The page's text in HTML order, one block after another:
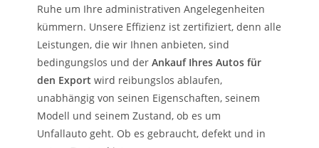
Ruhe um Ihre administrativen Angelegenheiten
kümmern. Unsere Effizienz ist zertifiziert, denn alle
Leistungen, die wir Ihnen anbieten, sind
bedingungslos und derAnkauf Ihres Autos für
den Export wird reibungslos ablaufen,
unabhängig von seinen Eigenschaften, seinem
Modell und seinem Zustand, ob es um
Unfallauto geht. Ob es gebraucht, defekt und in